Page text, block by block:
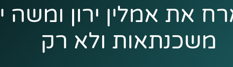
מארח את אמלין ירון
משכנתאות ולא רק